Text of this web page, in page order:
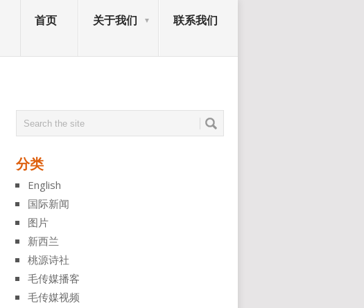
首页 关于我们 联系我们
分类
English
国际新闻
图片
新西兰
桃源诗社
毛传媒播客
毛传媒视频